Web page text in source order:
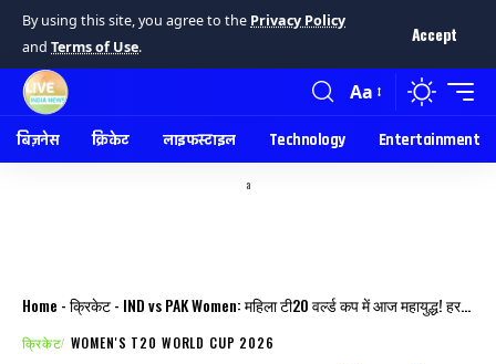
By using this site, you agree to the Privacy Policy
and Terms of Use.
Accept
Aa
बिज़नेस क्रिकेट लाइफस्टाइल Technology Entertainment
a
Home -क्रिकेट- IND vs PAK Women: महिला टी20 वर्ल्ड कप में आज महायुद्ध! हरमनप्रीत की सेना के सामने होगी फातिमा सना की चुनौती, फैंस की सांसें थमीं।
क्रिकेट WOMEN'S T20 WORLD CUP 2026